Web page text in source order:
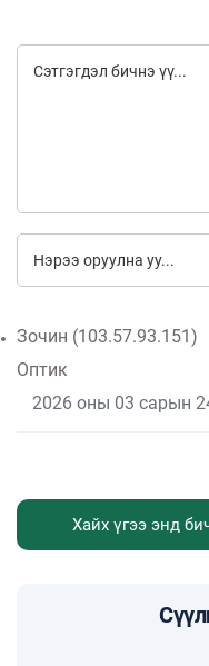
Зочин (103.57.93.151)
Оптик
2026 оны 03 сарын